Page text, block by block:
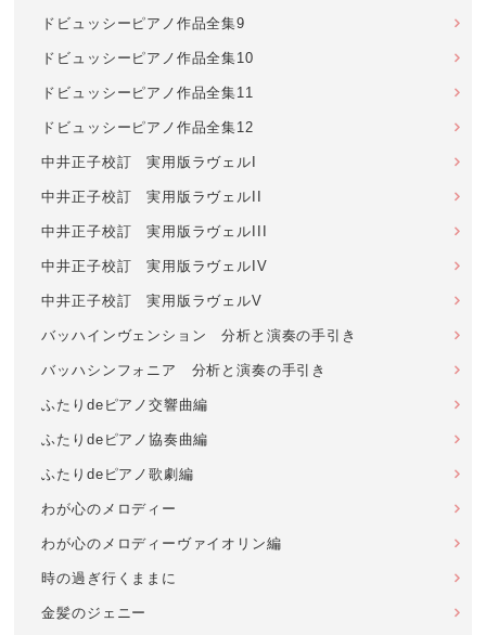
ドビュッシーピアノ作品全集9
ドビュッシーピアノ作品全集10
ドビュッシーピアノ作品全集11
ドビュッシーピアノ作品全集12
中井正子校訂 実用版ラヴェルI
中井正子校訂 実用版ラヴェルII
中井正子校訂 実用版ラヴェルIII
中井正子校訂 実用版ラヴェルIV
中井正子校訂 実用版ラヴェルV
バッハインヴェンション 分析と演奏の手引き
バッハシンフォニア 分析と演奏の手引き
ふたりdeピアノ交響曲編
ふたりdeピアノ協奏曲編
ふたりdeピアノ歌劇編
わが心のメロディー
わが心のメロディーヴァイオリン編
時の過ぎ行くままに
金髪のジェニー